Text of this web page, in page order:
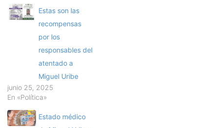
Estas son las
recompensas
por los
responsables del
atentado a
Miguel Uribe
junio 25, 2025
En «Política»
Estado médico